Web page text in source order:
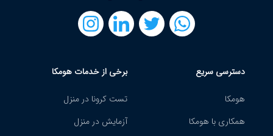
دسترسی سریع
هومکا
همکاری با هومکا
برخی از خدمات هومکا
تست کرونا در منزل
آزمایش در منزل